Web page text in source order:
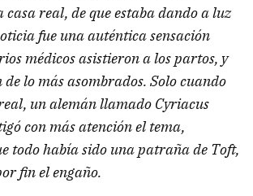
casa real, de que estaba dando a luz
fue una auténtica sensación
médicos asistieron a los partos, y
lo más asombrados. Solo cuando
un alemán llamado Cyriacus
con más atención el tema,
todo había sido una patraña de Toft,
fin el engaño.